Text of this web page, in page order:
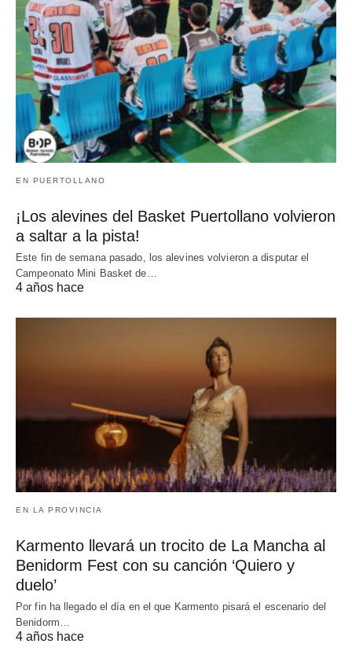
EN PUERTOLLANO
¡Los alevines del Basket Puertollano volvieron
a saltar a la pista!
Este fin de semana pasado, los alevines volvieron a disputar el
Campeonato Mini Basket de…
4 años hace
EN LA PROVINCIA
Karmento llevará un trocito de La Mancha al
Benidorm Fest con su canción ‘Quiero y
duelo’
Por fin ha llegado el día en el que Karmento pisará el escenario del
Benidorm…
4 años hace